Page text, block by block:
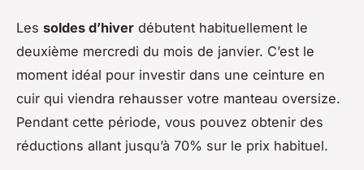
Les soldes d’hiver débutent habituellement le
deuxième mercredi du mois de janvier. C’est le
moment idéal pour investir dans une ceinture en
cuir qui viendra rehausser votre manteau oversize.
Pendant cette période, vous pouvez obtenir des
réductions allant jusqu’à 70% sur le prix habituel.